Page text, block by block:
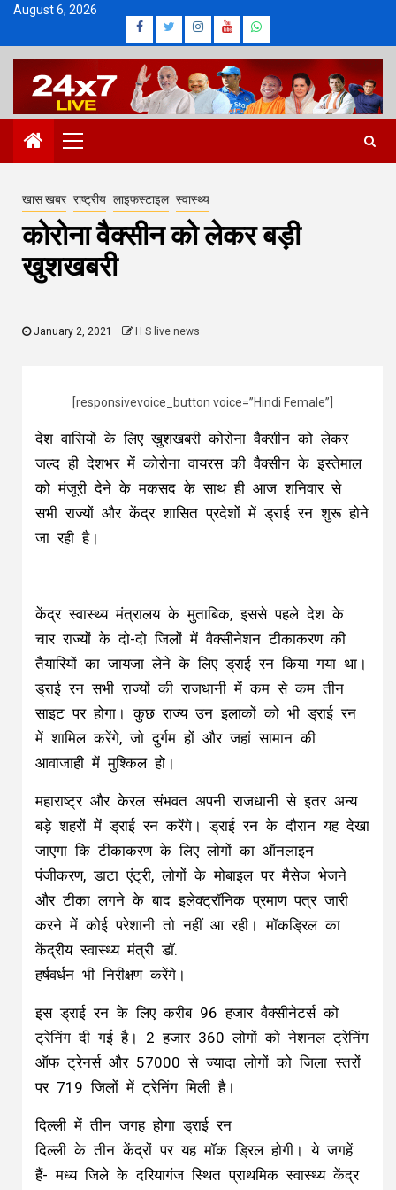
Skip
content
August 6, 2026
Facebook
Twitter
Instagram
Youtube
Whatsapp
Primary
Menu
खास खबर राष्ट्रीय लाइफस्टाइल स्वास्थ्य
कोरोना वैक्सीन को लेकर बड़ी
खुशखबरी
January 2, 2021 H S live news
[responsivevoice_button voice=”Hindi Female”]
देश वासियों के लिए खुशखबरी कोरोना वैक्सीन को लेकर
जल्द ही देशभर में कोरोना वायरस की वैक्सीन के इस्तेमाल
को मंजूरी देने के मकसद के साथ ही आज शनिवार से
सभी राज्यों और केंद्र शासित प्रदेशों में ड्राई रन शुरू होने
जा रही है।
केंद्र स्वास्थ्य मंत्रालय के मुताबिक, इससे पहले देश के
चार राज्यों के दो-दो जिलों में वैक्सीनेशन टीकाकरण की
तैयारियों का जायजा लेने के लिए ड्राई रन किया गया था।
ड्राई रन सभी राज्यों की राजधानी में कम से कम तीन
साइट पर होगा। कुछ राज्य उन इलाकों को भी ड्राई रन
में शामिल करेंगे, जो दुर्गम हों और जहां सामान की
आवाजाही में मुश्किल हो।
महाराष्ट्र और केरल संभवत अपनी राजधानी से इतर अन्य
बड़े शहरों में ड्राई रन करेंगे। ड्राई रन के दौरान यह देखा
जाएगा कि टीकाकरण के लिए लोगों का ऑनलाइन
पंजीकरण, डाटा एंट्री, लोगों के मोबाइल पर मैसेज भेजने
और टीका लगने के बाद इलेक्ट्रॉनिक प्रमाण पत्र जारी
करने में कोई परेशानी तो नहीं आ रही। मॉकड्रिल का
केंद्रीय स्वास्थ्य मंत्री डॉ.
हर्षवर्धन भी निरीक्षण करेंगे।
इस ड्राई रन के लिए करीब 96 हजार वैक्सीनेटर्स को
ट्रेनिंग दी गई है। 2 हजार 360 लोगों को नेशनल ट्रेनिंग
ऑफ ट्रेनर्स और 57000 से ज्यादा लोगों को जिला स्तरों
पर 719 जिलों में ट्रेनिंग मिली है।
दिल्ली में तीन जगह होगा ड्राई रन
दिल्ली के तीन केंद्रों पर यह मॉक ड्रिल होगी। ये जगहें
हैं- मध्य जिले के दरियागंज स्थित प्राथमिक स्वास्थ्य केंद्र